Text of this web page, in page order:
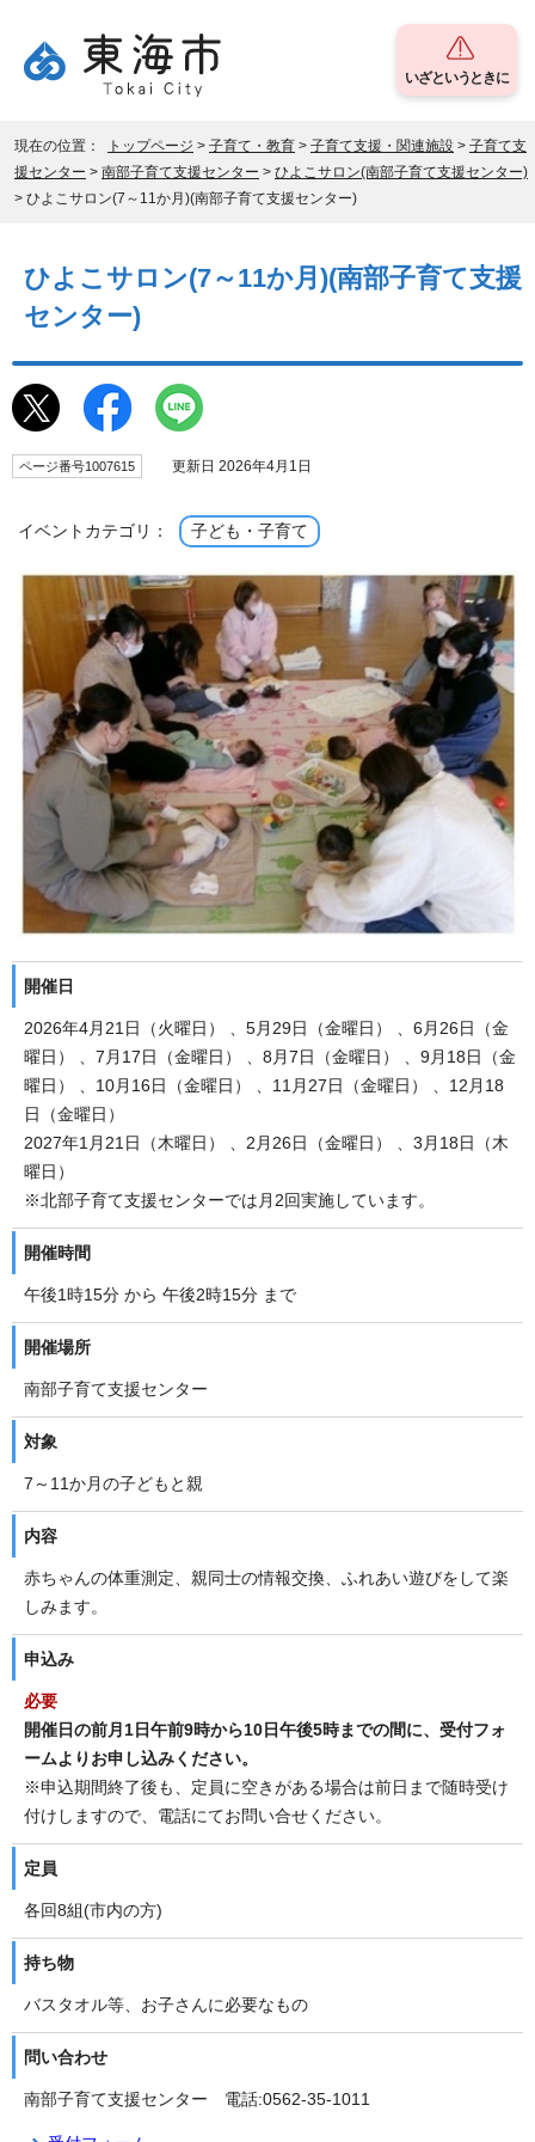
いざというときに
現在の位置： トップページ > 子育て・教育 > 子育て支援・関連施設 > 子育て支
援センター > 南部子育て支援センター > ひよこサロン(南部子育て支援センター)
> ひよこサロン(7～11か月)(南部子育て支援センター)
ひよこサロン(7～11か月)(南部子育て支援
センター)
ページ番号1007615 更新日 2026年4月1日
イベントカテゴリ： 子ども・子育て
開催日
2026年4月21日（火曜日） 、5月29日（金曜日） 、6月26日（金
曜日） 、7月17日（金曜日） 、8月7日（金曜日） 、9月18日（金
曜日） 、10月16日（金曜日） 、11月27日（金曜日） 、12月18
日（金曜日）
2027年1月21日（木曜日） 、2月26日（金曜日） 、3月18日（木
曜日）
※北部子育て支援センターでは月2回実施しています。
開催時間
午後1時15分 から 午後2時15分 まで
開催場所
南部子育て支援センター
対象
7～11か月の子どもと親
内容
赤ちゃんの体重測定、親同士の情報交換、ふれあい遊びをして楽
しみます。
申込み
必要
開催日の前月1日午前9時から10日午後5時までの間に、受付フォ
ームよりお申し込みください。
※申込期間終了後も、定員に空きがある場合は前日まで随時受け
付けしますので、電話にてお問い合せください。
定員
各回8組(市内の方)
持ち物
バスタオル等、お子さんに必要なもの
問い合わせ
南部子育て支援センター 電話:0562-35-1011